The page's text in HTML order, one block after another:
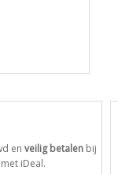
en veilig betalen bij
iDeal.